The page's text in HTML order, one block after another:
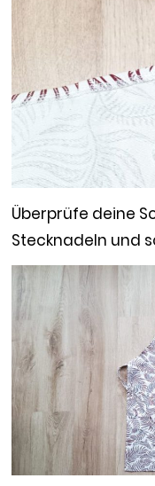
Überprüfe deine
Stecknadeln und